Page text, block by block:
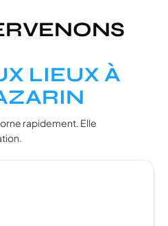
LIEUX À
rapidement. Elle